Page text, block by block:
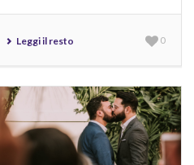
Leggi il resto 0